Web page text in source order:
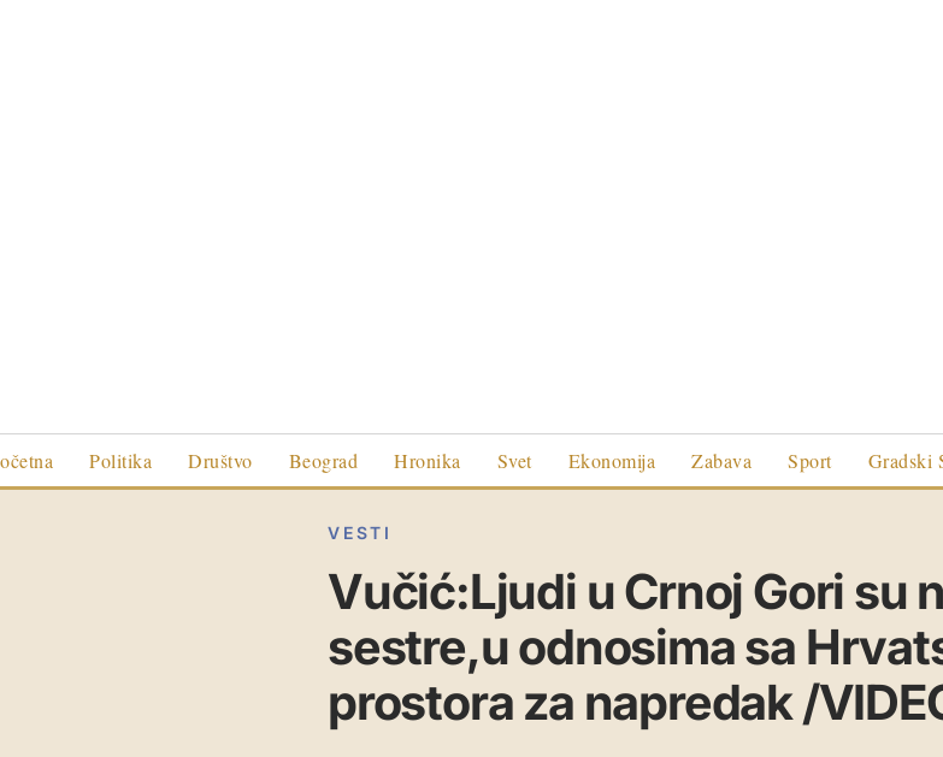
Politika Društvo Beograd Hronika Svet Ekonomija Zabava Sport Gradski
VESTI
Vučić:Ljudi u Crnoj Gori su
sestre,u odnosima sa
prostora za napredak /